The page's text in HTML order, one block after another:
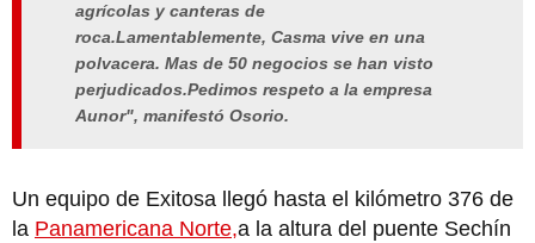
agrícolas y canteras de
roca.Lamentablemente, Casma vive en una
polvacera. Mas de 50 negocios se han visto
perjudicados.Pedimos respeto a la empresa
Aunor", manifestó Osorio.
Un equipo de Exitosa llegó hasta el kilómetro 376 de
la Panamericana Norte,a la altura del puente Sechín